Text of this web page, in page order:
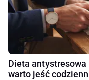
Dieta antystresowa
warto jeść